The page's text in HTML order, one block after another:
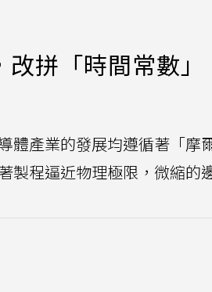
改拼「時間常數
體產業的發展均遵循著「摩
製程逼近物理極限，微縮的